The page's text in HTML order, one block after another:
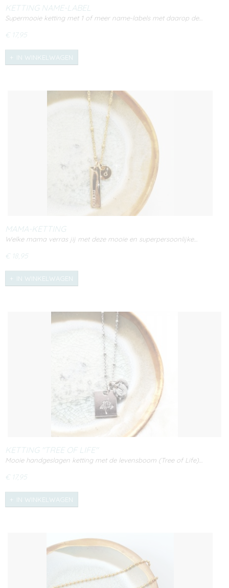
KETTING NAME-LABEL
Supermooie ketting met 1 of meer name-labels met daarop de…
€ 17,95
IN WINKELWAGEN
MAMA-KETTING
Welke mama verras jij met deze mooie en superpersoonlijke…
€ 18,95
IN WINKELWAGEN
KETTING "TREE OF LIFE"
Mooie handgeslagen ketting met de levensboom (Tree of Life)…
€ 17,95
IN WINKELWAGEN